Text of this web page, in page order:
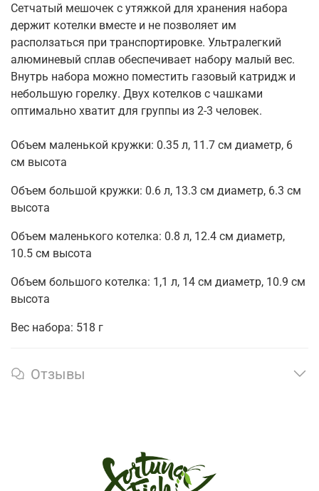
Сетчатый мешочек с утяжкой для хранения набора
держит котелки вместе и не позволяет им
расползаться при транспортировке. Ультралегкий
алюминевый сплав обеспечивает набору малый вес.
Внутрь набора можно поместить газовый катридж и
небольшую горелку. Двух котелков с чашками
оптимально хватит для группы из 2-3 человек.
Объем маленькой кружки: 0.35 л, 11.7 см диаметр, 6
см высота
Объем большой кружки: 0.6 л, 13.3 см диаметр, 6.3 см
высота
Объем маленького котелка: 0.8 л, 12.4 см диаметр,
10.5 см высота
Объем большого котелка: 1,1 л, 14 см диаметр, 10.9 см
высота
Вес набора: 518 г
Отзывы